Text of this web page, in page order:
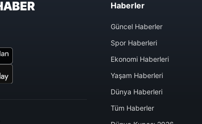
Haberler
Güncel Haberler
Spor Haberleri
Ekonomi Haberleri
Yaşam Haberleri
Dünya Haberleri
Tüm Haberler